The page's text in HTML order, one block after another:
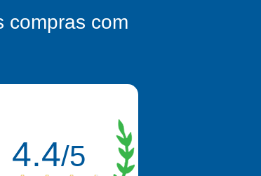
compras com
4.4/5